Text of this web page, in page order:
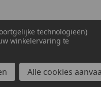
technologieën)
winkelervaring te
Alle cookies